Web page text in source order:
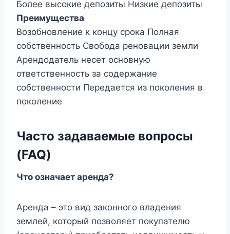
Более высокие депозиты Низкие депозиты
Преимущества
Возобновление к концу срока Полная
собственность Свобода реновации земли
Арендодатель несет основную
ответственность за содержание
собственности Передается из поколения в
поколение
Часто задаваемые вопросы
(FAQ)
Что означает аренда?
Аренда – это вид законного владения
землей, который позволяет покупателю